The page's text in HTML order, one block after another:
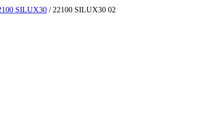
SILUX30 / 22100 SILUX30 02